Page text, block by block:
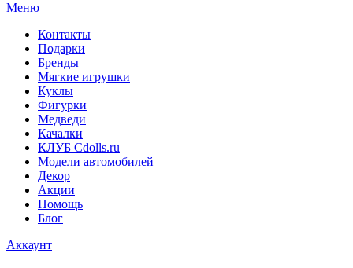
Меню
Контакты
Подарки
Бренды
Мягкие игрушки
Куклы
Фигурки
Медведи
Качалки
КЛУБ Cdolls.ru
Модели автомобилей
Декор
Акции
Помощь
Блог
Аккаунт